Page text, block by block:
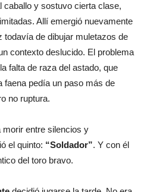
caballo y sostuvo cierta clase,
Allí emergió nuevamente
todavía de dibujar muletazos de
contexto deslucido. El problema
falta de raza del astado, que
faena pedía un paso más de
no ruptura.
morir entre silencios y
el quinto: “Soldador”. Y con él
del toro bravo.